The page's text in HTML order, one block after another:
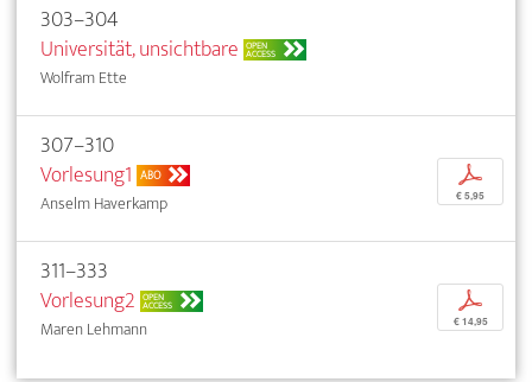
303–304
Universität, unsichtbare OPEN
ACCESS
Wolfram Ette
307–310
Vorlesung1 ABO
Anselm Haverkamp
p
€ 5,95
311–333
Vorlesung2 OPEN
ACCESS
Maren Lehmann
p
€ 14,95